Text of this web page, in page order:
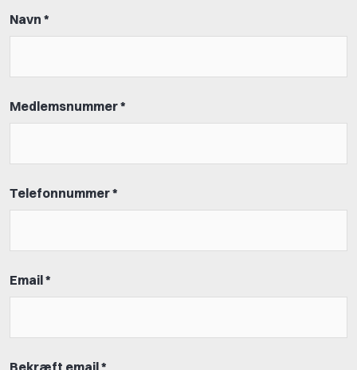
Navn *
Medlemsnummer *
Telefonnummer *
Email *